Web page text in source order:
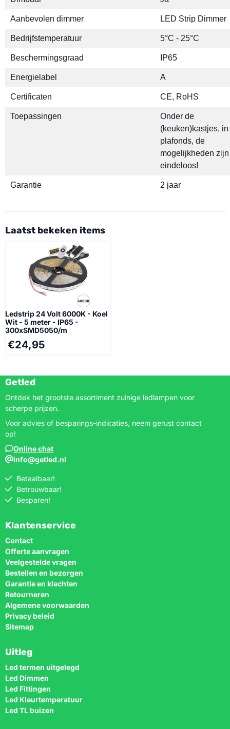
Aanbevolen dimmer LED Strip Dimmer
Bedrijfstemperatuur 5°C - 25°C
Beschermingsgraad IP65
Energielabel A
Certificaten CE, RoHS
Toepassingen
Onder de
(keuken)kastjes, in
plafonds, de
mogelijkheden zijn
eindeloos!
Garantie 2 jaar
Laatst bekeken items
Ledstrip 24 Volt 6000K - Koel
Wit - 5 meter - IP65 -
300xSMD5050/m
€24,95
Getled
Ontdek het grootste assortiment zuinige ledlampen voor
scherpe prijzen.
Voor advies of besparings-indicaties, neem gerust contact
op!
Online chat
info@getled.nl
Betaalbaar!
Betrouwbaar!
Besparen!
Klantenservice
Contact
Offerte aanvragen
Veelgestelde vragen
Bestellen en bezorgen
Garantie en klachten
Retourneren
Algemene voorwaarden
Privacy beleid
Sitemap
Uitleg
Led termen uitgelegd
Led Dimmen
Led Fittingen
Led Kleurtemperatuur
Led TL buizen